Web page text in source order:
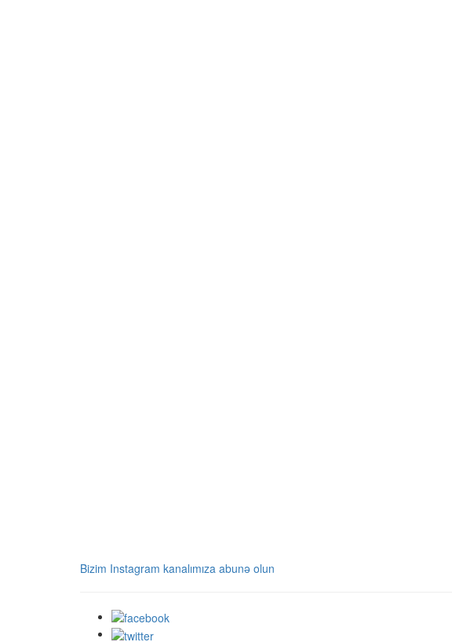
Bizim Instagram kanalımıza abunə olun